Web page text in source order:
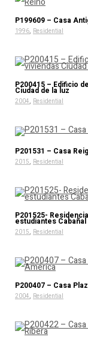
P199609 – Casa
1996, Residential
P200415 – Edificio
Ciudad de la luz
2004, Residential
P201531 – Casa
2015, Residential
P201525-
estudiantes Cabañal
2015, Residential
P200407 – Casa
2004, Residential